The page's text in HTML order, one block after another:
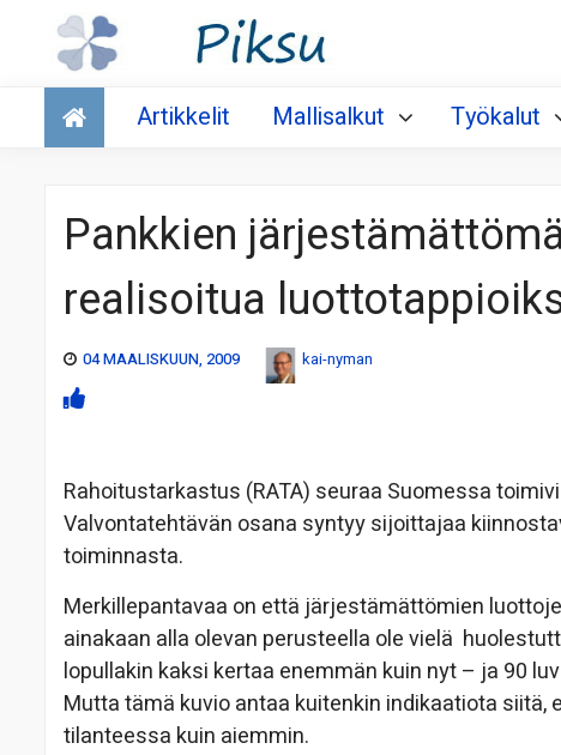
Talous
Artikkelit Mallisalkut Työkalut
Pankkien
realisoitua
04 MAALISKUUN, 2009 kai-nyman
Rahoitustarkastus (RATA) seuraa Suomessa
Valvontatehtävän osana syntyy sijoittajaa
toiminnasta.
Merkillepantavaa on että järjestämättömien
ainakaan alla olevan perusteella ole vielä
lopullakin kaksi kertaa enemmän kuin nyt – ja 90
Mutta tämä kuvio antaa kuitenkin indikaatiota
tilanteessa kuin aiemmin.